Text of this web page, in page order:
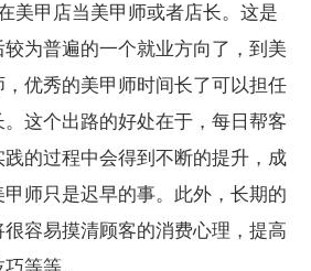
美甲店当美甲师或者店长。这是
较为普遍的一个就业方向了，到美
优秀的美甲师时间长了可以担任
这个出路的好处在于，每日帮客
践的过程中会得到不断的提升，成
师只是迟早的事。此外，长期的
容易摸清顾客的消费心理，提高
等等。